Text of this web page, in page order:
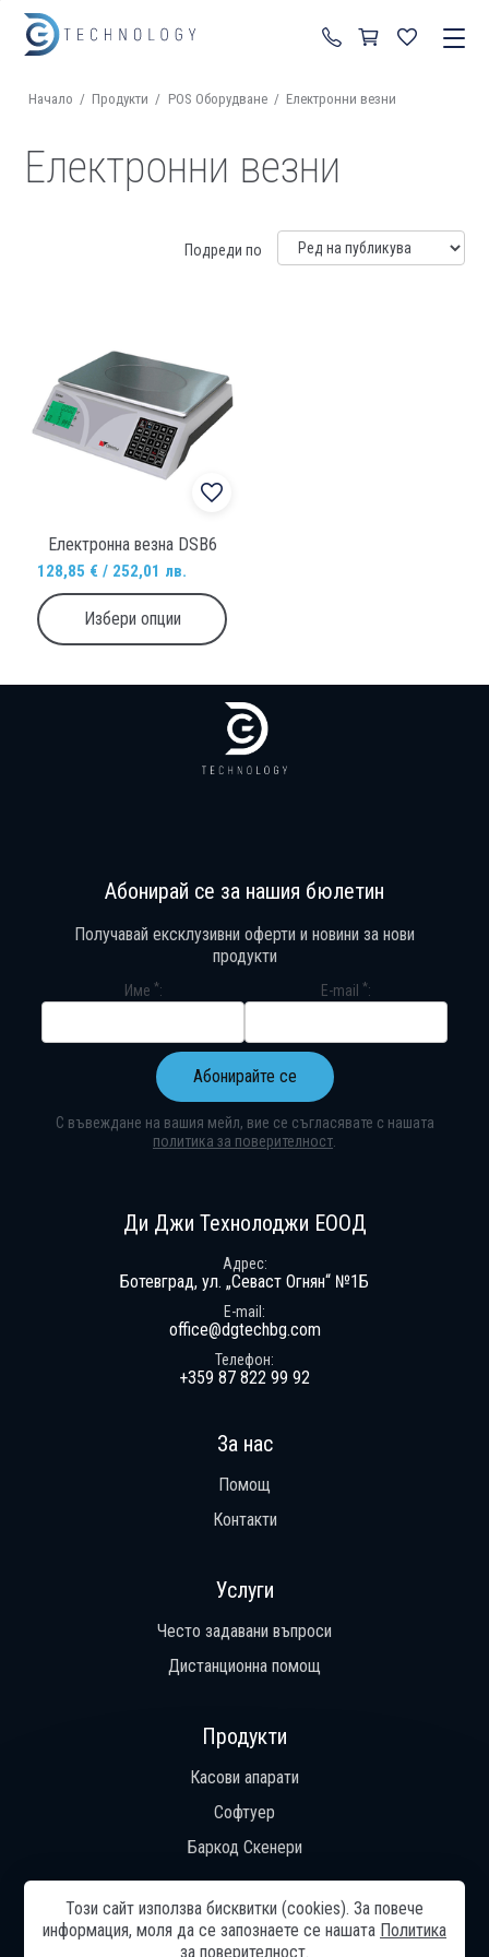
+359 87 822 99 92
Начало / Продукти / POS Оборудване / Електронни везни
Електронни везни
Подреди по
Електронна везна DSB6
128,85 € / 252,01 лв.
Избери опции
За нас
Помощ
Контакти
Услуги
Често задавани въпроси
Дистанционна помощ
Продукти
Касови апарати
Софтуер
Баркод Скенери
Ди Джи Технолоджи ЕООД
Адрес
Ботевград, ул. „Севаст Огнян“ №1Б
E-mail
office@dgtechbg.com
Телефон
+359 87 822 99 92
Абонирай се за нашия бюлетин
Получавай ексклузивни оферти и новини за нови
продукти
Име * E-mail *
Абонирайте се
С въвеждане на вашия мейл, вие се съгласявате с нашата
политика за поверителност
Общи условия Начало Общи условия
Често задавани
Този сайт използва бисквитки (cookies). За повече
информация, моля да се запознаете се нашaтa Политика
за поверителност.